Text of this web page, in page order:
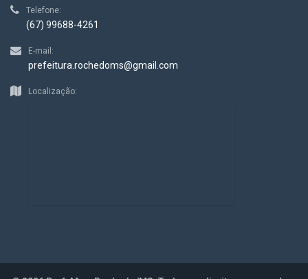
Telefone:
(67) 99688-4261
E-mail:
prefeitura.rochedoms@gmail.com
Localização: